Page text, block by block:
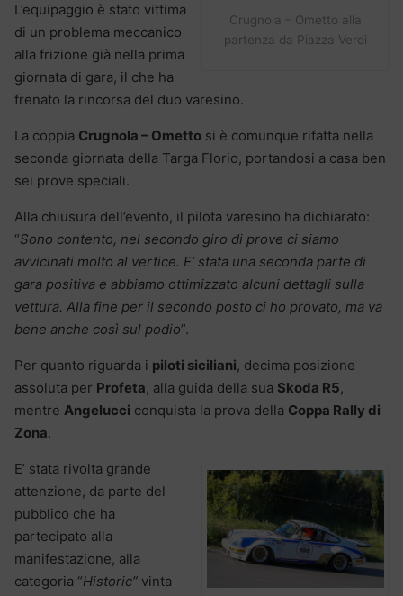
Crugnola – Ometto alla
partenza da Piazza Verdi
L’equipaggio è stato vittima
di un problema meccanico
alla frizione già nella prima
giornata di gara, il che ha
frenato la rincorsa del duo varesino.
La coppia Crugnola – Ometto si è comunque rifatta nella
seconda giornata della Targa Florio, portandosi a casa ben
sei prove speciali.
Alla chiusura dell’evento, il pilota varesino ha dichiarato:
“Sono contento, nel secondo giro di prove ci siamo
avvicinati molto al vertice. E’ stata una seconda parte di
gara positiva e abbiamo ottimizzato alcuni dettagli sulla
vettura. Alla fine per il secondo posto ci ho provato, ma va
bene anche così sul podio”.
Per quanto riguarda i piloti siciliani, decima posizione
assoluta per Profeta, alla guida della sua Skoda R5,
mentre Angelucci conquista la prova della Coppa Rally di
Zona.
E’ stata rivolta grande
attenzione, da parte del
pubblico che ha
partecipato alla
manifestazione, alla
categoria “Historic” vinta